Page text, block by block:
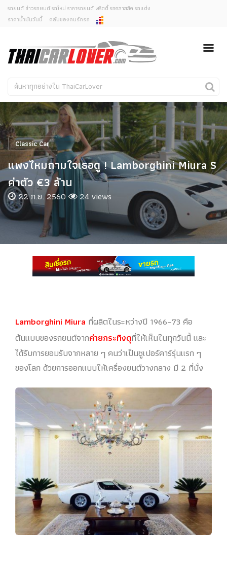
ยกเลิกการแจ้งเตือน
คุณต้องการยกเลิกการแจ้งเตือนข่าวสารเมื่อมีการอัพเดต
ใช่หรือไม่?
ไม่
รถยนต์ ข่าวรถยนต์ รถใหม่ ราคารถยนต์ พริตตี้ รถคลาสสิค รถแต่ง
ราคาน้ำมันวันนี้
คลับของคนรักรถ
รถใหม่
คนรักรถ
รถแต่ง
พริตตี้
งานแสดงรถ
Car In The Movie
สเปคราคา รถยนต์
Classic Car
แพงไหมถามใจเธอดู ! Lamborghini Miura S
ค่าตัว €3 ล้าน
22 ก.ย. 2560 24 views
Lamborghini Miura ที่ผลิตในระหว่างปี 1966–73 คือ
ต้นแบบของรถยนต์จากค่ายกระทิงดุที่ให้เห็นในทุกวันนี้ และ
ได้รับการยอมรับจากหลาย ๆ คนว่าเป็นซูเปอร์คาร์รุ่นแรก ๆ
ของโลก ด้วยการออกแบบให้เครื่องยนต์วางกลาง มี 2 ที่นั่ง